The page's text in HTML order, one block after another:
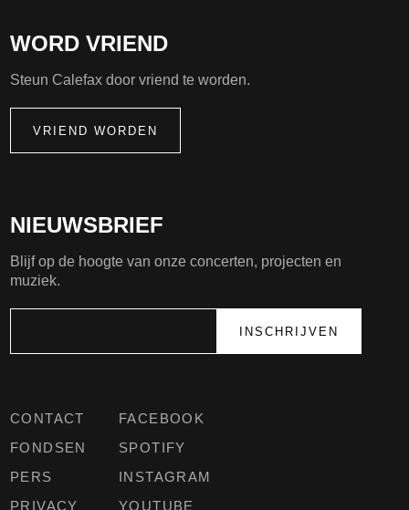
CONTACT
FONDSEN
PERS
PRIVACY
FACEBOOK
SPOTIFY
INSTAGRAM
YOUTUBE
NIEUWSBRIEF
Blijf op de hoogte van onze concerten, projecten en
muziek.
WORD VRIEND
Steun Calefax door vriend te worden.
VRIEND WORDEN